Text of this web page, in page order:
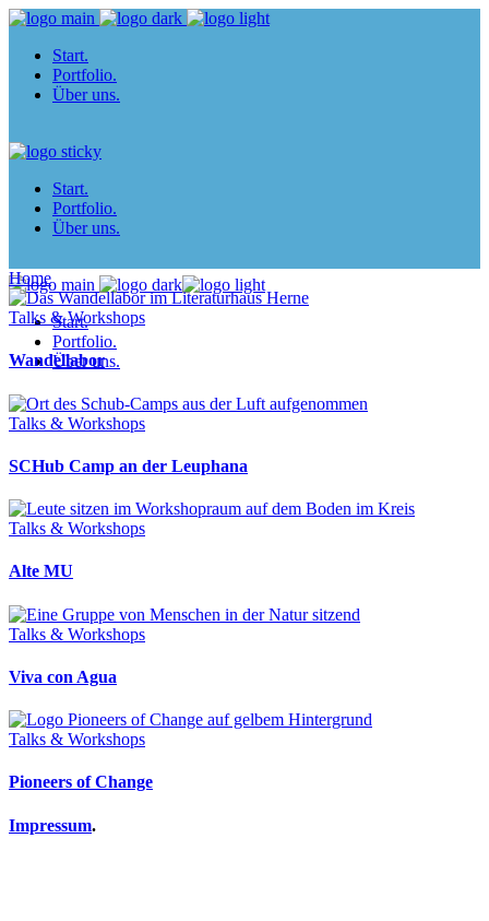
Start.
Portfolio.
Über uns.
Start.
Portfolio.
Über uns.
Start.
Portfolio.
Über uns.
Home
Talks & Workshops
Wandellabor
Talks & Workshops
SCHub Camp an der Leuphana
Talks & Workshops
Alte MU
Talks & Workshops
Viva con Agua
Talks & Workshops
Pioneers of Change
Impressum.